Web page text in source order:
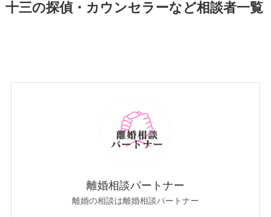
十三の探偵・カウンセラーなど相談者一覧
離婚相談パートナー
離婚の相談は離婚相談パートナー